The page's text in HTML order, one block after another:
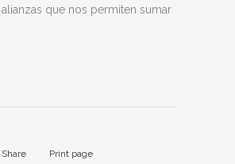
que nos permiten sumar
Share Print page